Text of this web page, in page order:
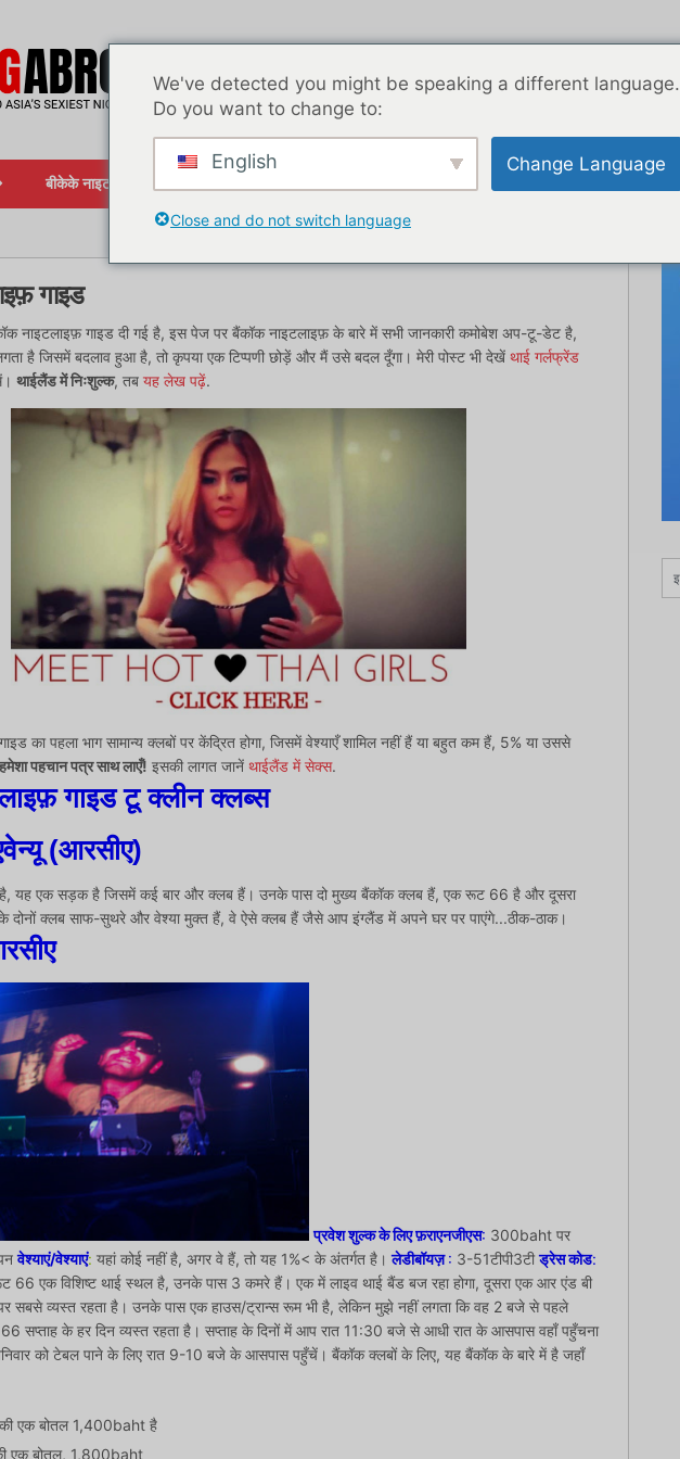
बीकेके नाइटलाइफ़
गाइड
नाइटलाइफ़ गाइड दी गई है, इस पेज पर बैंकॉक नाइटलाइफ़ के बारे में सभी जानकारी कमोबेश अप-टू-डेट है,
है जिसमें बदलाव हुआ है, तो कृपया एक टिप्पणी छोड़ें और मैं उसे बदल दूँगा। मेरी पोस्ट भी देखें थाई गर्लफ्रेंड
थाईलैंड में निःशुल्क, तब यह लेख पढ़ें.
का पहला भाग सामान्य क्लबों पर केंद्रित होगा, जिसमें वेश्याएँ शामिल नहीं हैं या बहुत कम हैं, 5% या उससे
हमेशा पहचान पत्र साथ लाएँ! इसकी लागत जानें थाईलैंड में सेक्स.
गाइड टू क्लीन क्लब्स
(आरसीए)
है, यह एक सड़क है जिसमें कई बार और क्लब हैं। उनके पास दो मुख्य बैंकॉक क्लब हैं, एक रूट 66 है और दूसरा
दोनों क्लब साफ-सुथरे और वेश्या मुक्त हैं, वे ऐसे क्लब हैं जैसे आप इंग्लैंड में अपने घर पर पाएंगे...ठीक-ठाक।
प्रवेशशुल्कके लिएफ़राएनजीएस: 300baht पर
वेश्याएं/वेश्याएं: यहां कोई नहीं है, अगर वे हैं, तो यह 1%< के अंतर्गत है।लेडीबॉयज़: 3-51टीपी3टीड्रेस कोड:
66 एक विशिष्ट थाई स्थल है, उनके पास 3 कमरे हैं। एक में लाइव थाई बैंड बज रहा होगा, दूसरा एक आर एंड बी
पर सबसे व्यस्त रहता है। उनके पास एक हाउस/ट्रान्स रूम भी है, लेकिन मुझे नहीं लगता कि वह 2 बजे से पहले
सप्ताह के हर दिन व्यस्त रहता है। सप्ताह के दिनों में आप रात 11:30 बजे से आधी रात के आसपास वहाँ पहुँचना
को टेबल पाने के लिए रात 9-10 बजे के आसपास पहुँचें। बैंकॉक क्लबों के लिए, यह बैंकॉक के बारे में है जहाँ
की एक बोतल 1,400baht है
एक बोतल, 1,800baht
We've detected you might be speaking a different language.
Do you want to change to:
English Change Language
Close and do not switch language